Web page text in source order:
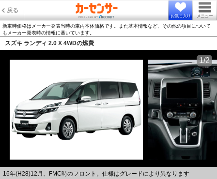
戻る
お気に入り メニュー
新車時価格はメーカー発表当時の車両本体価格です。また基本情報など、その他の項目について
もメーカー発表時の情報に基いています。
スズキ ランディ 2.0 X 4WDの燃費
16年(H28)12月、FMC時のフロント。仕様はグレードにより異なります
1/2